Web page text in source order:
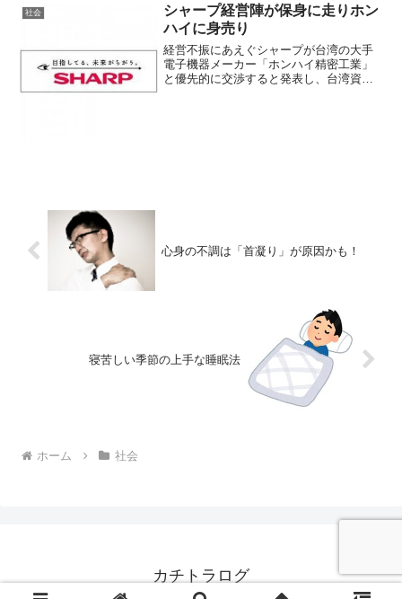
社会
シャープ経営陣が保身に走りホン
ハイに身売り
経営不振にあえぐシャープが台湾の大手
電子機器メーカー「ホンハイ精密工業」
と優先的に交渉すると発表し、台湾資本
心身の不調は「首凝り」が原因かも！
寝苦しい季節の上手な睡眠法
ホーム 社会
カチトラログ